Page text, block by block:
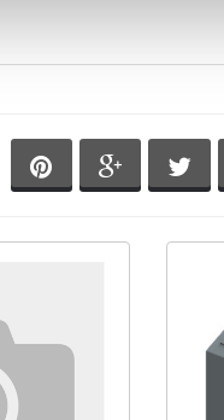
Compartir enCompartir